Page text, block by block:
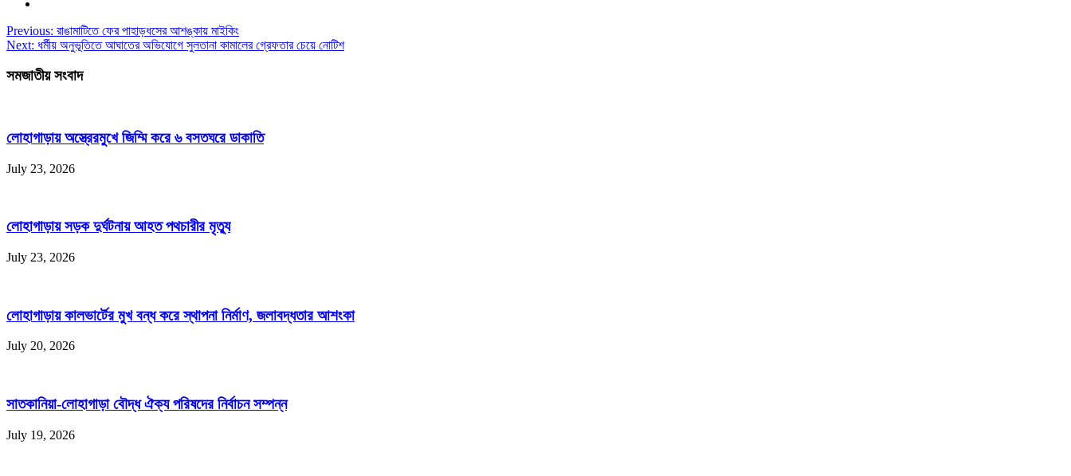
Previous: রাঙামাটিতে ফের পাহাড়ধসের আশঙ্কায় মাইকিং
Next: ধর্মীয় অনুভূতিতে আঘাতের অভিযোগে সুলতানা কামালের গ্রেফতার চেয়ে নোটিশ
সমজাতীয় সংবাদ
লোহাগাড়ায় অস্ত্রেরমুখে জিম্মি করে ৬ বসতঘরে ডাকাতি
July 23, 2026
লোহাগাড়ায় সড়ক দুর্ঘটনায় আহত পথচারীর মৃত্যু
July 23, 2026
লোহাগাড়ায় কালভার্টের মুখ বন্ধ করে স্থাপনা নির্মাণ, জলাবদ্ধতার আশংকা
July 20, 2026
সাতকানিয়া-লোহাগাড়া বৌদ্ধ ঐক্য পরিষদের নির্বাচন সম্পন্ন
July 19, 2026